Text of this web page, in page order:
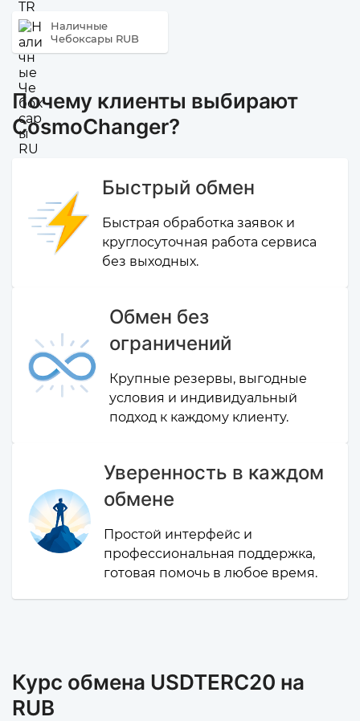
Наличные
Чебоксары RUB
Почему клиенты выбирают
CosmoChanger?
Быстрый обмен
Быстрая обработка заявок и
круглосуточная работа сервиса
без выходных.
Обмен без
ограничений
Крупные резервы, выгодные
условия и индивидуальный
подход к каждому клиенту.
Уверенность в каждом
обмене
Простой интерфейс и
профессиональная поддержка,
готовая помочь в любое время.
Курс обмена USDTERC20 на
RUB